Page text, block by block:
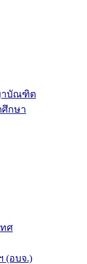
าบัณฑิต
กษา
ศ
(อบจ.)